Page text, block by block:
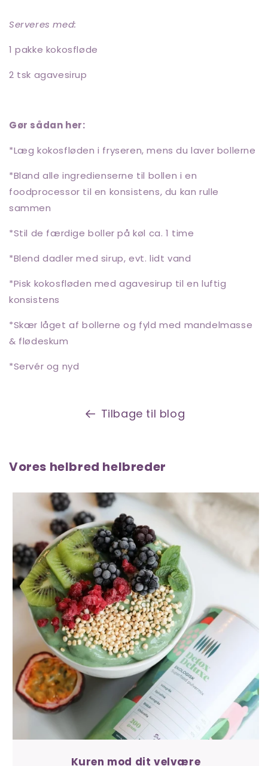
Serveres med:
1 pakke kokosfløde
2 tsk agavesirup
Gør sådan her:
*Læg kokosfløden i fryseren, mens du laver bollerne
*Bland alle ingredienserne til bollen i en
foodprocessor til en konsistens, du kan rulle
sammen
*Stil de færdige boller på køl ca. 1 time
*Blend dadler med sirup, evt. lidt vand
*Pisk kokosfløden med agavesirup til en luftig
konsistens
*Skær låget af bollerne og fyld med mandelmasse
& flødeskum
*Servér og nyd
Tilbage til blog
Vores helbred helbreder
Kuren mod dit velvære